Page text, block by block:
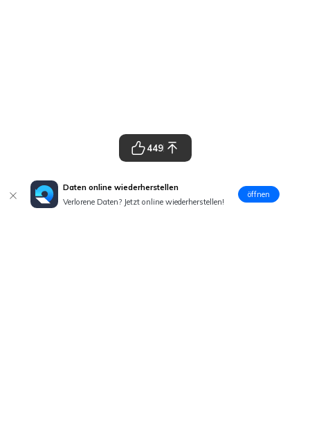
Daten online wiederherstellen
Verlorene Daten? Jetzt online wiederherstellen!
öffnen
449